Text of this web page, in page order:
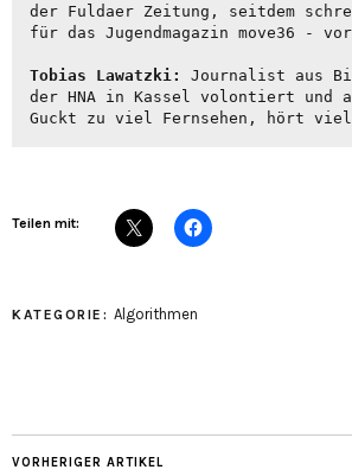
der Fuldaer Zeitung, seitdem
für das Jugendmagazin move36 -
Tobias Lawatzki: Journalist aus
der HNA in Kassel volontiert
Guckt zu viel Fernsehen, hört
Teilen mit:
KATEGORIE: Algorithmen
VORHERIGER ARTIKEL